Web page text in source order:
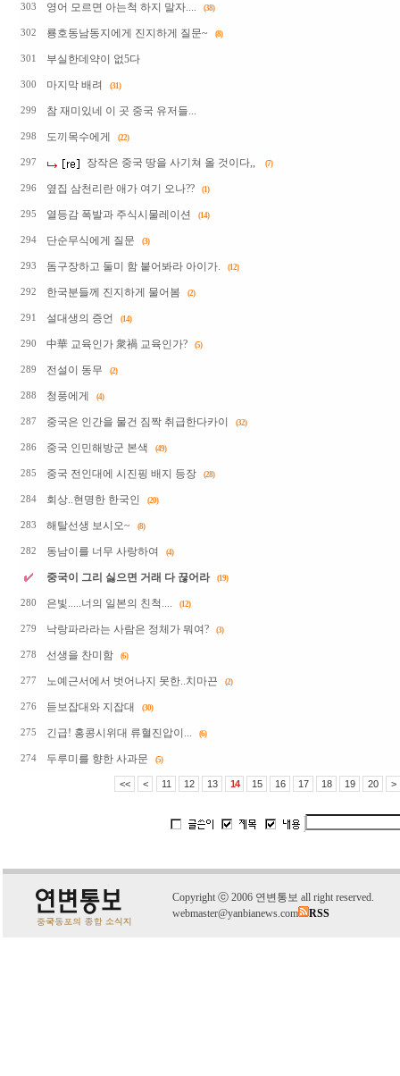
303 영어 모르면 아는척 하지 말자.... (38)
302 룡호동남동지에게 진지하게 질문~ (8)
301 부실한데약이 없5다
300 마지막 배려 (31)
299 참 재미있네 이 곳 중국 유저들...
298 도끼목수에게 (22)
297 장작은 중국 땅을 사기쳐 올 것이다,, (7)
296 옆집 삼천리란 애가 여기 오나?? (1)
295 열등감 폭발과 주식시물레이션 (14)
294 단순무식에게 질문 (3)
293 돔구장하고 둘미 함 붙어봐라 아이가. (12)
292 한국분들께 진지하게 물어봄 (2)
291 설대생의 증언 (14)
290 中華 교육인가 衆禍 교육인가? (5)
289 전설이 동무 (2)
288 청풍에게 (4)
287 중국은 인간을 물건 짐짝 취급한다카이 (32)
286 중국 인민해방군 본색 (49)
285 중국 전인대에 시진핑 배지 등장 (28)
284 회상..현명한 한국인 (20)
283 해탈선생 보시오~ (8)
282 동남이를 너무 사랑하여 (4)
중국이 그리 싫으면 거래 다 끊어라 (19)
280 은빛.....너의 일본의 친척.... (12)
279 낙랑파라라는 사람은 정체가 뭐여? (3)
278 선생을 찬미함 (6)
277 노예근서에서 벗어나지 못한..치마끈 (2)
276 듣보잡대와 지잡대 (30)
275 긴급! 홍콩시위대 류혈진압이... (6)
274 두루미를 향한 사과문 (5)
<< < 11 12 13 14 15 16 17 18 19 20 >
Copyright ⓒ 2006 연변통보 all right reserved.
webmaster@yanbianews.com
RSS